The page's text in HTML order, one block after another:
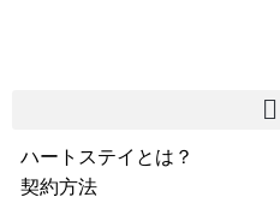
ハートステイとは？
契約方法